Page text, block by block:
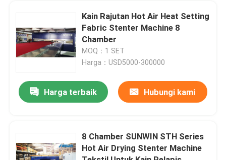
Mesin Stenter Udara Panas
Mesin Stenter Kain
Mesin Pengering Tekstil
Mesin Finishing Tekstil
Kain Rajutan Hot Air Heat Setting
Fabric Stenter Machine 8
Chamber
MOQ：1 SET
Harga：USD5000-300000
Harga terbaik Hubungi kami
8 Chamber SUNWIN STH Series
Hot Air Drying Stenter Machine